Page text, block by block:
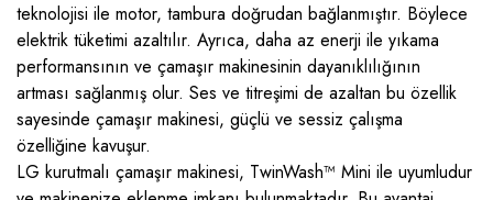
teknolojisi ile motor, tambura doğrudan bağlanmıştır. Böylece
elektrik tüketimi azaltılır. Ayrıca, daha az enerji ile yıkama
performansının ve çamaşır makinesinin dayanıklılığının
artması sağlanmış olur. Ses ve titreşimi de azaltan bu özellik
sayesinde çamaşır makinesi, güçlü ve sessiz çalışma
özelliğine kavuşur.
LG kurutmalı çamaşır makinesi, TwinWash™ Mini ile uyumludur